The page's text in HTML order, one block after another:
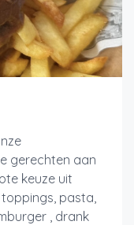
gerechten aan
keuze uit
pasta,
, drank